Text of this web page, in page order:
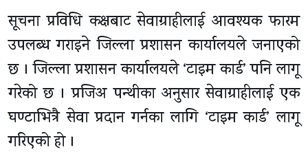
सूचना प्रविधि कक्षबाट सेवाग्राहीलाई आवश्यक फारम
उपलब्ध गराइने जिल्ला प्रशासन कार्यालयले जनाएको
छ । जिल्ला प्रशासन कार्यालयले ‘टाइम कार्ड’ पनि लागू
गरेको छ । प्रजिअ पन्थीका अनुसार सेवाग्राहीलाई एक
घण्टाभित्रै सेवा प्रदान गर्नका लागि ‘टाइम कार्ड’ लागू
गरिएको हो ।